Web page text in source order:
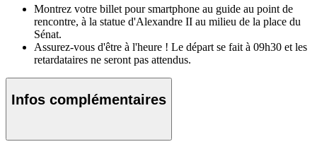
Montrez votre billet pour smartphone au guide au point de
rencontre, à la statue d'Alexandre II au milieu de la place du
Sénat.
Assurez-vous d'être à l'heure ! Le départ se fait à 09h30 et les
retardataires ne seront pas attendus.
Infos complémentaires